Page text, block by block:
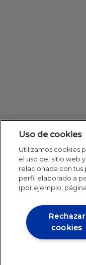
Uso de cookies
Utilizamos cookies
el uso del sitio web
relacionada con tus
perfil elaborado a
(por ejemplo,
Rechazar
cookies